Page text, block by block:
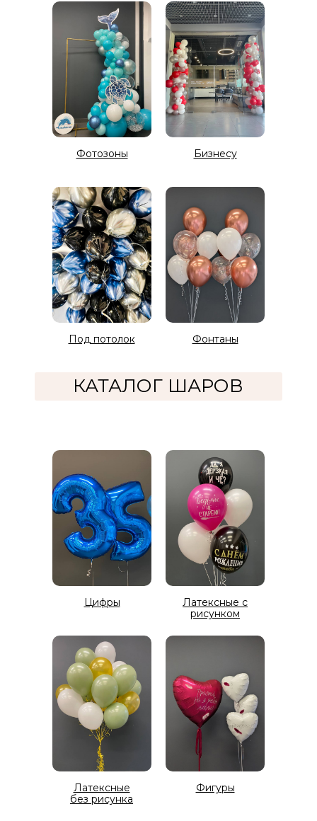
Фотозоны
Под потолок Фонтаны
Бизнесу
КАТАЛОГ ШАРОВ
Фигуры
Латексные
без рисунка
Цифры
Латексные с
рисунком